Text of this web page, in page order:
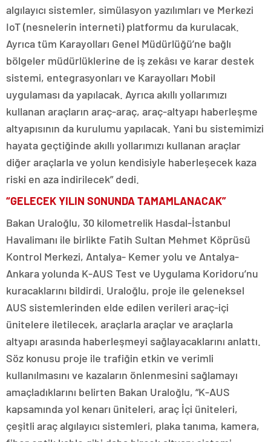
algılayıcı sistemler, simülasyon yazılımları ve Merkezi
IoT (nesnelerin interneti) platformu da kurulacak.
Ayrıca tüm Karayolları Genel Müdürlüğü’ne bağlı
bölgeler müdürlüklerine de iş zekâsı ve karar destek
sistemi, entegrasyonları ve Karayolları Mobil
uygulaması da yapılacak. Ayrıca akıllı yollarımızı
kullanan araçların araç-araç, araç-altyapı haberleşme
altyapısının da kurulumu yapılacak. Yani bu sistemimizi
hayata geçtiğinde akıllı yollarımızı kullanan araçlar
diğer araçlarla ve yolun kendisiyle haberleşecek kaza
riski en aza indirilecek” dedi.
“GELECEK YILIN SONUNDA TAMAMLANACAK”
Bakan Uraloğlu, 30 kilometrelik Hasdal-İstanbul
Havalimanı ile birlikte Fatih Sultan Mehmet Köprüsü
Kontrol Merkezi, Antalya- Kemer yolu ve Antalya-
Ankara yolunda K-AUS Test ve Uygulama Koridoru’nu
kuracaklarını bildirdi. Uraloğlu, proje ile geleneksel
AUS sistemlerinden elde edilen verileri araç-içi
ünitelere iletilecek, araçlarla araçlar ve araçlarla
altyapı arasında haberleşmeyi sağlayacaklarını anlattı.
Söz konusu proje ile trafiğin etkin ve verimli
kullanılmasını ve kazaların önlenmesini sağlamayı
amaçladıklarını belirten Bakan Uraloğlu, “K-AUS
kapsamında yol kenarı üniteleri, araç İçi üniteleri,
çeşitli araç algılayıcı sistemleri, plaka tanıma, kamera,